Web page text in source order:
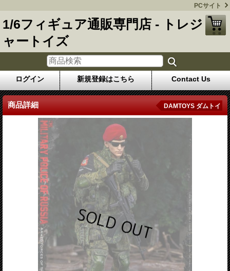
PCサイト
1/6フィギュア通販専門店 - トレジ
ャートイズ
ログイン 新規登録はこちら Contact Us
商品詳細 DAMTOYS ダムトイ